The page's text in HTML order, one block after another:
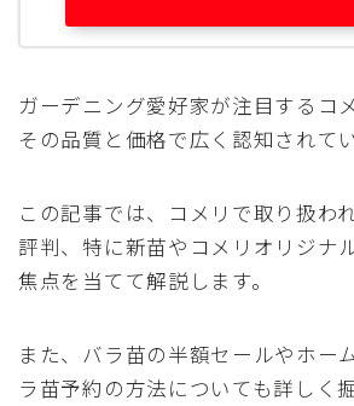
ガーデニング愛好家が注目するコ
その品質と価格で広く認知されてい
この記事では、コメリで取り扱わ
評判、特に新苗やコメリオリジナ
焦点を当てて解説します。
また、バラ苗の半額セールやホー
ラ苗予約の方法についても詳しく